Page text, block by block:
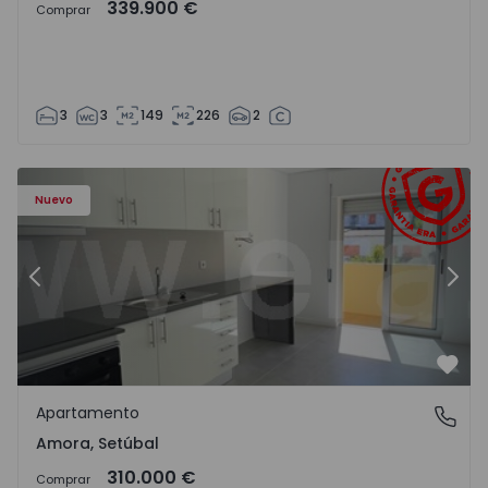
Comprar 339.900 €
3 3 149 226 2
Nuevo
Apartamento T2 Seixal, Amora - 1575805 - 8
Anterior
Amora, Setúbal
Apartamento
Amora, Setúbal
Comprar 310.000 €